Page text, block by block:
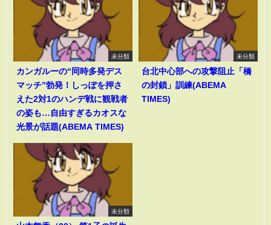
未分類
カンガルーの“同時多発デス
マッチ”勃発！しっぽを押さ
えた2対1のハンデ戦に観戦者
の姿も…自由すぎるカオスな
光景が話題(ABEMA TIMES)
未分類
台北中心部への攻撃阻止「橋
の封鎖」訓練(ABEMA
TIMES)
未分類